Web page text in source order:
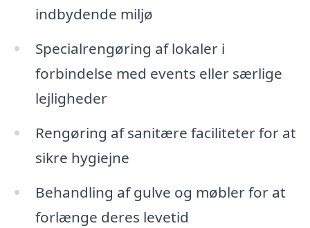
indbydende miljø
Specialrengøring af lokaler i
forbindelse med events eller særlige
lejligheder
Rengøring af sanitære faciliteter for at
sikre hygiejne
Behandling af gulve og møbler for at
forlænge deres levetid